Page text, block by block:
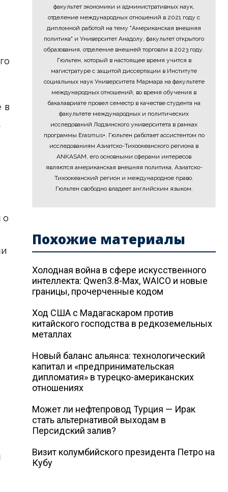
в
о
факультет экономики и административных наук,
отделение международных отношений в 2021 году с
дипломной работой на тему "Американская внешняя
политика" и Университет Анадолу, факультет открытого
образования, отделение внешней торговли в 2023 году.
Гюльтен, который в настоящее время учится в
магистратуре с защитой диссертации в Институте
социальных наук Университета Мармара на факультете
международных отношений, во время обучения в
бакалавриате провел семестр в качестве студента на
факультете международных и политических
исследований Лодзинского университета в рамках
программы Erasmus+. Гюльтен работает ассистентом по
исследованиям Азиатско-Тихоокеанского региона в
ANKASAM, его основными сферами интересов
являются американская внешняя политика, Азиатско-
Тихоокеанский регион и международное право.
Гюльтен свободно владеет английским языком.
Похожие материалы
Холодная война в сфере искусственного
интеллекта: Qwen3.8-Max, WAICO и новые
границы, прочерченные кодом
Ход США с Мадагаскаром против
китайского господства в редкоземельных
металлах
Новый баланс альянса: технологический
капитал и «предпринимательская
дипломатия» в турецко-американских
отношениях
Может ли нефтепровод Турция — Ирак
стать альтернативой выходам в
Персидский залив?
Визит колумбийского президента Петро на
Кубу